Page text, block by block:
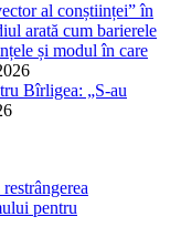
al conștiinței” în
arată cum barierele
și modul în care
Bîrligea: „S-au